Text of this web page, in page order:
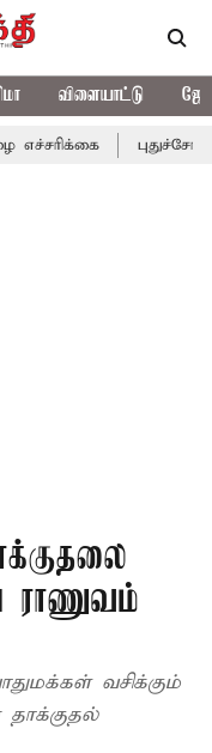
விளையாட்டு
புதுச்சேரி
ராணுவம்
வசிக்கும்
தாக்குதல்